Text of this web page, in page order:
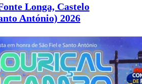
Longa, Castelo
António) 2026